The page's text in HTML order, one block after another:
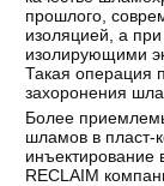
прошлого,
изоляцией, а
изолирующими
Такая операция
захоронения
Более
шламов в пласт-
инъектирование
RECLAIM